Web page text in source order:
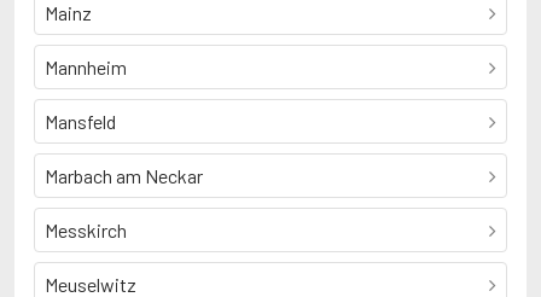
Mainz
Mannheim
Mansfeld
Marbach am Neckar
Messkirch
Meuselwitz